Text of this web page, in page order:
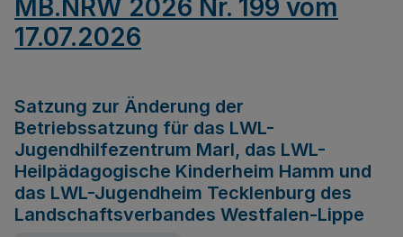
MB.NRW 2026 Nr. 199 vom
17.07.2026
Satzung zur Änderung der
Betriebssatzung für das LWL-
Jugendhilfezentrum Marl, das LWL-
Heilpädagogische Kinderheim Hamm und
das LWL-Jugendheim Tecklenburg des
Landschaftsverbandes Westfalen-Lippe